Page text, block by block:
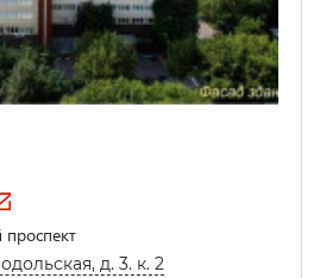
проспект
д. 3. к. 2